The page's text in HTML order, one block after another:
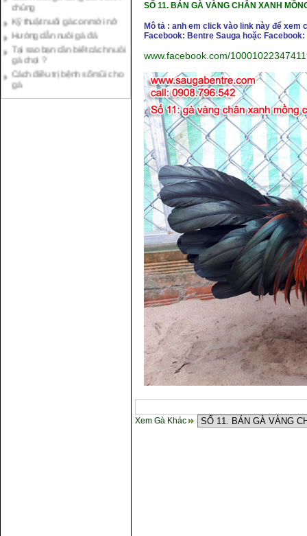
Kỹ thuật nuôi gà con mới nở
Hướng dẫn nuôi gà đá
Tại sao bạn cần biết cách nuôi
gà chọi ?
Cách điều trị bệnh sổ mũi cho
gà
SỐ 11.BÁN GÀ VÀNG CHÂN XANH
Mô tả : anh em click vào link này để
Facebook: Bentre Sauga hoặc Facebook:
www.facebook.com/
Xem Gà Khác